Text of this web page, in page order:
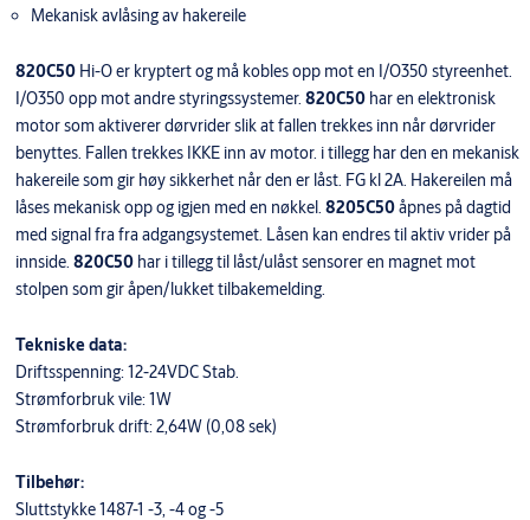
Mekanisk avlåsing av hakereile
820C50Hi-O er kryptert og må kobles opp mot en I/O350 styreenhet.
I/O350 opp mot andre styringssystemer. 820C50har en elektronisk
motor som aktiverer dørvrider slik at fallen trekkes inn når dørvrider
benyttes. Fallen trekkes IKKE inn av motor. i tillegg har den en mekanisk
hakereile som gir høy sikkerhet når den er låst. FG kl 2A. Hakereilen må
låses mekanisk opp og igjen med en nøkkel. 8205C50åpnes på dagtid
med signal fra fra adgangsystemet. Låsen kan endres til aktiv vrider på
innside. 820C50har i tillegg til låst/ulåst sensorer en magnet mot
stolpen som gir åpen/lukket tilbakemelding.
Tekniske data:
Driftsspenning: 12-24VDC Stab.
Strømforbruk vile: 1W
Strømforbruk drift: 2,64W (0,08 sek)
Tilbehør:
Sluttstykke 1487-1 -3, -4 og -5